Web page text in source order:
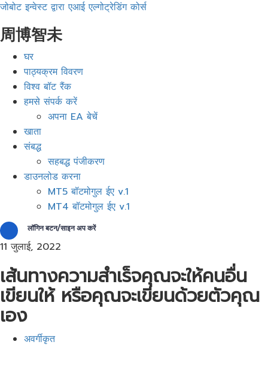
जोबोट इन्वेस्ट द्वारा एआई एल्गोट्रेडिंग कोर्स
周博智未
घर
पाठ्यक्रम विवरण
विश्व बॉट रैंक
हमसे संपर्क करें
अपना EA बेचें
खाता
संबद्ध
सहबद्ध पंजीकरण
डाउनलोड करना
MT5 बॉटमोगुल ईए v.1
MT4 बॉटमोगुल ईए v.1
लॉगिन बटन/साइन अप करें
11 जुलाई, 2022
เส้นทางความสำเร็จคุณจะให้คนอื่น
เขียนให้ หรือคุณจะเขียนด้วยตัวคุณ
เอง
अवर्गीकृत